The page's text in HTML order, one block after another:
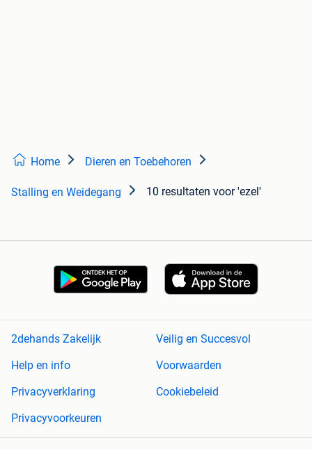
Home Dieren en Toebehoren
Stalling en Weidegang 10 resultaten voor 'ezel'
2dehands Zakelijk
Veilig en Succesvol
Help en info
Voorwaarden
Privacyverklaring
Cookiebeleid
Privacyvoorkeuren